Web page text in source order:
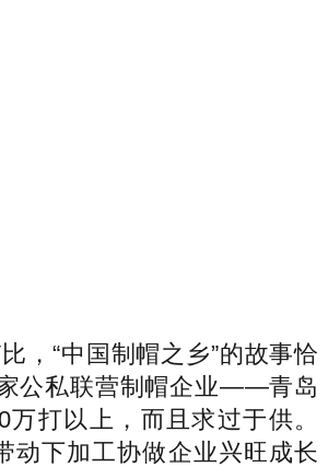
“中国制帽之乡”的故事恰
公私联营制帽企业——青岛
打以上，而且求过于供。
动下加工协做企业兴旺成长